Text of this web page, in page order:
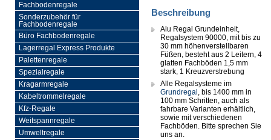
Fachbodenregale
Sonderzubehör für
Fachbodenregale
Büro Fachbodenregale
Lagerregal Express Produkte
Palettenregale
Spezialregale
Kragarmregale
Kabeltrommelregale
Kfz-Regale
Weitspannregale
Umweltregale
Beschreibung
Alu Regal Grundeinheit,
Regalsystem 90000, mit bis zu
30 mm höhenverstellbaren
Füßen, besteht aus 2 Leitern, 4
glatten Fachböden 1,5 mm
stark, 1 Kreuzverstrebung
Alle Regalsysteme im
Grundregal , bis 1400 mm in
100 mm Schritten, auch als
fahrbare Varianten erhältlich,
sowie mit verschiedenen
Fachböden. Bitte sprechen Sie
uns an.